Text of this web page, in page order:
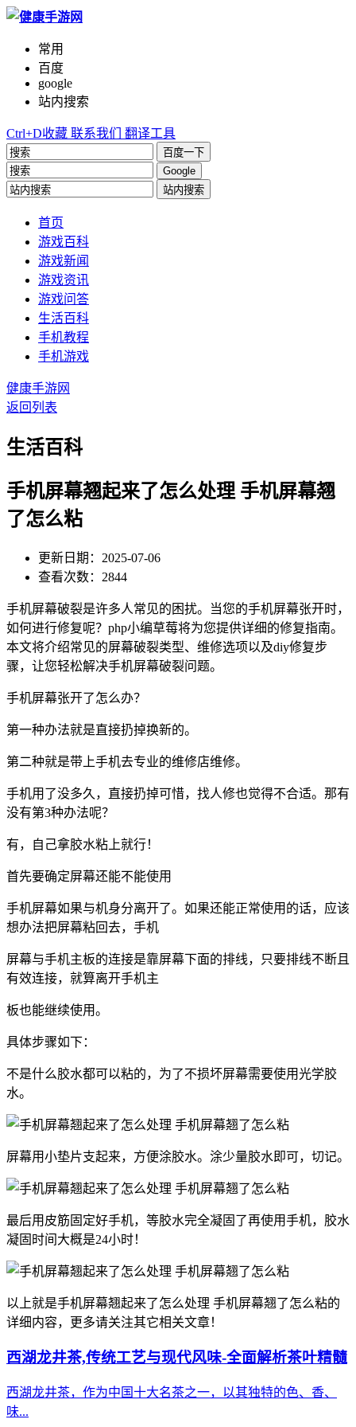
常用
百度
google
站内搜索
Ctrl+D收藏 联系我们 翻译工具
百度一下
Google
站内搜索
首页
游戏百科
游戏新闻
游戏资讯
游戏问答
生活百科
手机教程
手机游戏
健康手游网
返回列表
生活百科
手机屏幕翘起来了怎么处理 手机屏幕翘
了怎么粘
更新日期：2025-07-06
查看次数：2844
手机屏幕破裂是许多人常见的困扰。当您的手机屏幕张开时，
如何进行修复呢？php小编草莓将为您提供详细的修复指南。
本文将介绍常见的屏幕破裂类型、维修选项以及diy修复步
骤，让您轻松解决手机屏幕破裂问题。
手机屏幕张开了怎么办？
第一种办法就是直接扔掉换新的。
第二种就是带上手机去专业的维修店维修。
手机用了没多久，直接扔掉可惜，找人修也觉得不合适。那有
没有第3种办法呢？
有，自己拿胶水粘上就行！
首先要确定屏幕还能不能使用
手机屏幕如果与机身分离开了。如果还能正常使用的话，应该
想办法把屏幕粘回去，手机
屏幕与手机主板的连接是靠屏幕下面的排线，只要排线不断且
有效连接，就算离开手机主
板也能继续使用。
具体步骤如下：
不是什么胶水都可以粘的，为了不损坏屏幕需要使用光学胶
水。
屏幕用小垫片支起来，方便涂胶水。涂少量胶水即可，切记。
最后用皮筋固定好手机，等胶水完全凝固了再使用手机，胶水
凝固时间大概是24小时！
以上就是手机屏幕翘起来了怎么处理 手机屏幕翘了怎么粘的
详细内容，更多请关注其它相关文章！
西湖龙井茶,传统工艺与现代风味-全面解析茶叶精髓
西湖龙井茶，作为中国十大名茶之一，以其独特的色、香、
味...